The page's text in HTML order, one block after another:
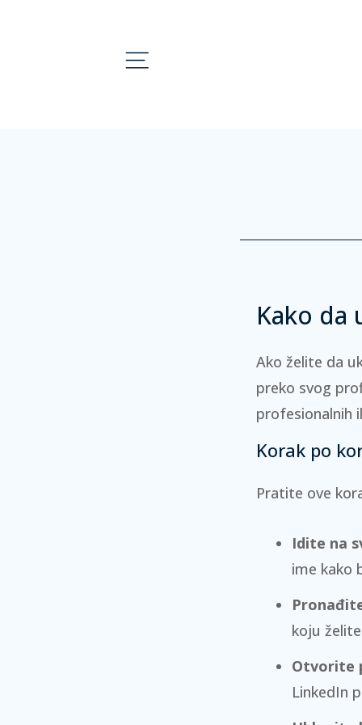
Kako da
Ako želite da
preko svog
profesionalnih
Korak po
Pratite ove
Idite na
ime kako
koju
Otvorite
LinkedIn